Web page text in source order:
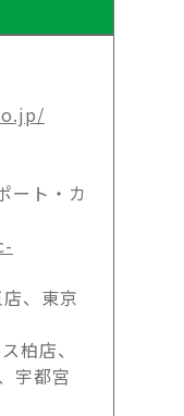
ート・カ
、東京
柏店、
宇都宮